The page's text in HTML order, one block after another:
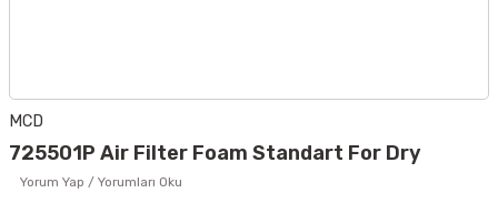
MCD
725501P Air Filter Foam Standart For Dry
Yorum Yap / Yorumları Oku